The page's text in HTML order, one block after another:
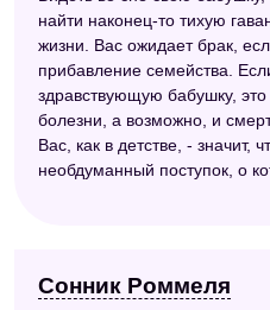
найти наконец-то тихую
жизни. Вас ожидает брак,
прибавление семейства.
здравствующую бабушку, это
болезни, а возможно, и
Вас, как в детстве, - значит,
необдуманный поступок, о
Сонник Роммеля